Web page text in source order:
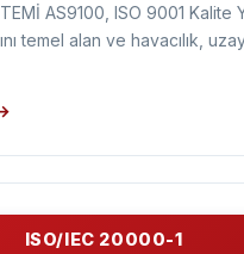
UZAY VE SAVUNMA
AS9100, ISO 9001 Kalite
temel alan ve havacılık, uzay